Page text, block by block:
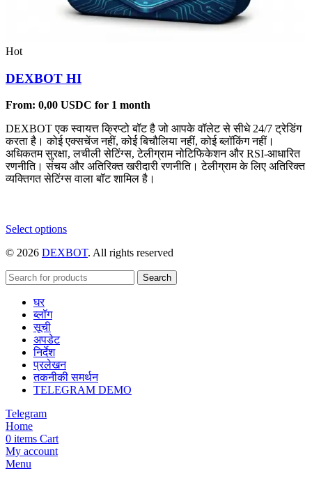
Hot
DEXBOT HI
From: 0,00 USDC for 1 month
DEXBOT एक स्वायत्त क्रिप्टो बॉट है जो आपके वॉलेट से सीधे 24/7 ट्रेडिंग
करता है। कोई एक्सचेंज नहीं, कोई बिचौलिया नहीं, कोई ब्लॉकिंग नहीं।
अधिकतम सुरक्षा, लचीली सेटिंग्स, टेलीग्राम नोटिफिकेशन और RSI-आधारित
रणनीति। संचय और अतिरिक्त खरीदारी रणनीति। टेलीग्राम के लिए अतिरिक्त
व्यक्तिगत सेटिंग्स वाला बॉट शामिल है।
Select optionsThis
has
variants.
the
product
page
© 2026 DEXBOT. All rights reserved
Search
घर
ब्लॉग
सूची
अपडेट
निर्देश
प्रलेखन
तकनीकी समर्थन
TELEGRAM DEMO
Telegram
Home
0 items Cart
My account
Menu